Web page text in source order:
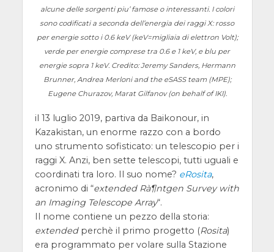
alcune delle sorgenti piu’ famose o interessanti. I colori
sono codificati a seconda dell’energia dei raggi X: rosso
per energie sotto i 0.6 keV (keV=migliaia di elettron Volt);
verde per energie comprese tra 0.6 e 1 keV, e blu per
energie sopra 1 keV. Credito: Jeremy Sanders, Hermann
Brunner, Andrea Merloni and the eSASS team (MPE);
Eugene Churazov, Marat Gilfanov (on behalf of IKI).
il 13 luglio 2019, partiva da Baikonour, in
Kazakistan, un enorme razzo con a bordo
uno strumento sofisticato: un telescopio per i
raggi X. Anzi, ben sette telescopi, tutti uguali e
coordinati tra loro. Il suo nome? eRosita,
acronimo di “extended Rà¶ntgen Survey with
an Imaging Telescope Array“.
Il nome contiene un pezzo della storia:
extendedperchè il primo progetto (Rosita)
era programmato per volare sulla Stazione